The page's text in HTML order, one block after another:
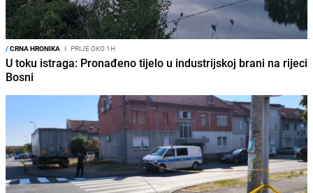
/CRNA HRONIKA I PRIJE OKO 1H
U toku istraga: Pronađeno tijelo u industrijskoj brani na rijeci
Bosni